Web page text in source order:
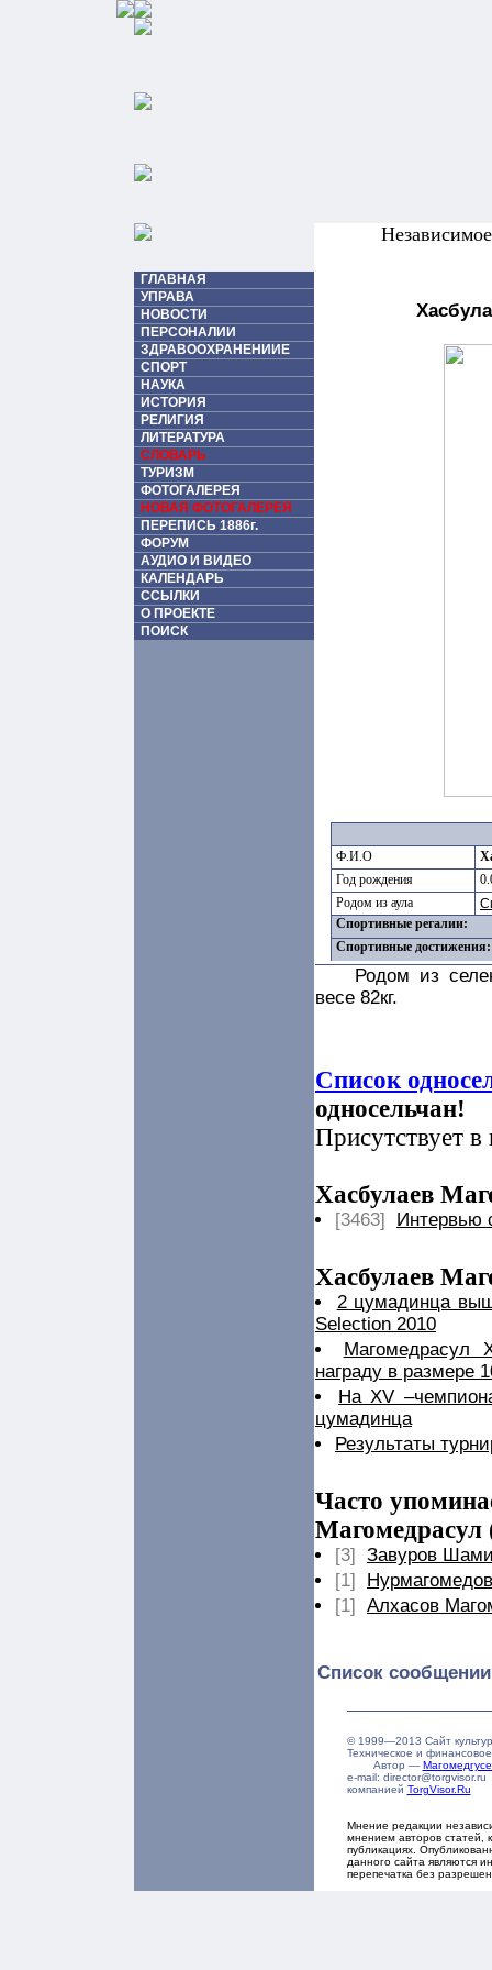
ГЛАВНАЯ
УПРАВА
НОВОСТИ
ПЕРСОНАЛИИ
ЗДРАВООХРАНЕНИИЕ
СПОРТ
НАУКА
ИСТОРИЯ
РЕЛИГИЯ
ЛИТЕРАТУРА
СЛОВАРЬ
ТУРИЗМ
ФОТОГАЛЕРЕЯ
НОВАЯ ФОТОГАЛЕРЕЯ
ПЕРЕПИСЬ 1886г.
ФОРУМ
АУДИО И ВИДЕО
КАЛЕНДАРЬ
ССЫЛКИ
О ПРОЕКТЕ
ПОИСК
Ф.И.О
Год рождения
Родом из аула
Спортивные регалии:
Спортивные достижения:
Родом из
весе 82кг.
Список
односельчан!
Присутствует в
Хасбулаев
[3463] Интервью
Хасбулаев
2 цумадинца
Selection 2010
награду в размере
На XV
цумадинца
Результаты
Часто
Магомедрасул
[3] Завуров
[1]
[1] Алхасов
Список
© 1999—2013 Сайт
Техническое и
Автор —
e-mail:
компанией TorgVisor.Ru
Мнение редакции
мнением авторов статей,
публикациях.
данного сайта являются
перепечатка без